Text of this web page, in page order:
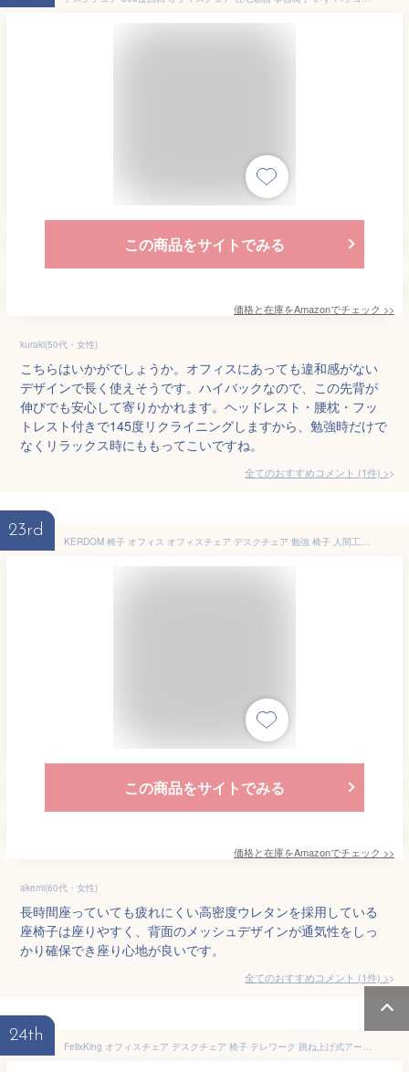
この商品をサイトでみる
価格と在庫をAmazonでチェック >>
kuraki(50代・女性)
こちらはいかがでしょうか。オフィスにあっても違和感がない
デザインで長く使えそうです。ハイバックなので、この先背が
伸びでも安心して寄りかかれます。ヘッドレスト・腰枕・フッ
トレスト付きで145度リクライニングしますから、勉強時だけで
なくリラックス時にももってこいですね。
全てのおすすめコメント (1件) >
23rd
KERDOM 椅子 オフィス オフィスチェア デスクチェア 勉強 椅子 人間工学椅子 メッシュチェア 疲れない 腰痛対応 360度回転 キャスター付き おしゃれ 事務 勉強 ブラック KD9053-C-Black
この商品をサイトでみる
価格と在庫をAmazonでチェック >>
akemi(60代・女性)
長時間座っていても疲れにくい高密度ウレタンを採用している
座椅子は座りやすく、背面のメッシュデザインが通気性をしっ
かり確保でき座り心地が良いです。
全てのおすすめコメント (1件) >
24th
FelixKing オフィスチェア デスクチェア 椅子 テレワーク 跳ね上げ式アームレスト 通気性 昇降機能付き コンパクト 疲れない椅子 キャスター付き 勉強学習 ブラック